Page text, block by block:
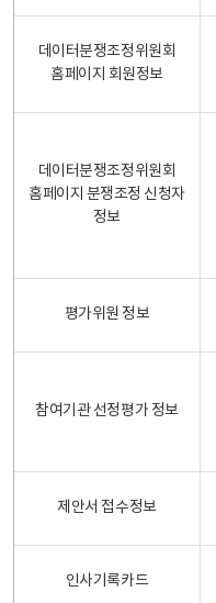
데이터분쟁조정위원회
홈페이지 회원정보
데이터분쟁조정위원회
홈페이지 분쟁조정 신청자
정보
평가위원 정보
참여기관 선정평가 정보
제안서 접수정보
인사기록카드